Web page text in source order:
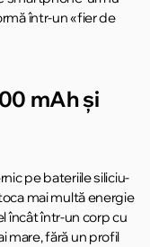
într-un «fier de
mAh și
pe bateriile siliciu-
mai multă energie
încât într-un corp cu
mare, fără un profil